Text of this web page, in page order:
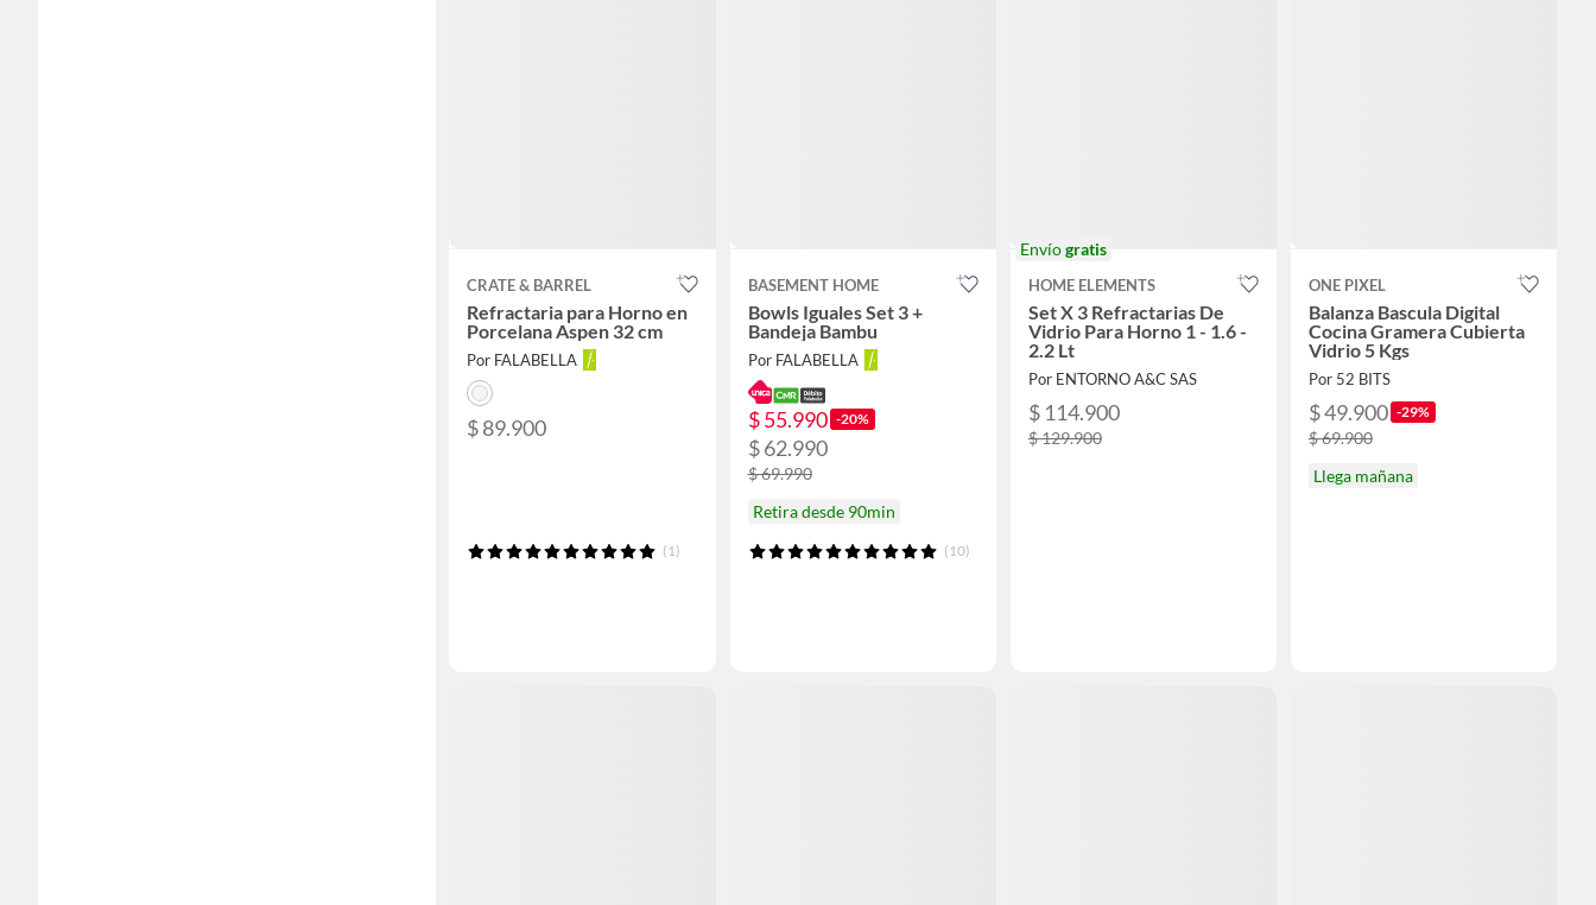
CRATE & BARREL
Refractaria para Horno en
Porcelana Aspen 32 cm
Por FALABELLA
$ 89.900
(1)
BASEMENT HOME
Bowls Iguales Set 3 +
Bandeja Bambu
Por FALABELLA
$ 55.990 -20%
$ 62.990
$ 69.990
Retira desde 90min
(10)
Envíogratis
HOME ELEMENTS
Set X 3 Refractarias De
Vidrio Para Horno 1 - 1.6 -
2.2 Lt
Por ENTORNO A&C SAS
$ 114.900
$ 129.900
ONE PIXEL
Balanza Bascula Digital
Cocina Gramera Cubierta
Vidrio 5 Kgs
Por 52 BITS
$ 49.900 -29%
$ 69.900
Llega mañana